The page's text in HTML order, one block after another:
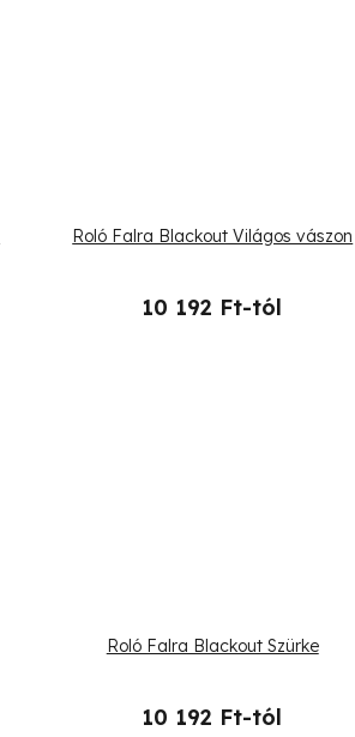
Roló Falra Blackout Világos vászon
10 192 Ft-tól
Roló Falra Blackout Szürke
10 192 Ft-tól